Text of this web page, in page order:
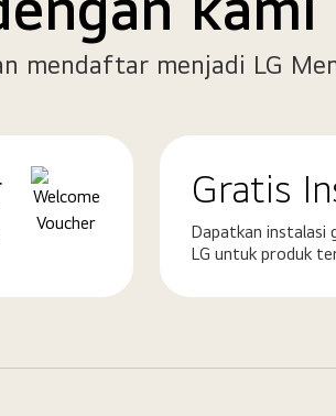
mendaftar menjadi LG
Gratis
Dapatkan instalasi
LG untuk produk